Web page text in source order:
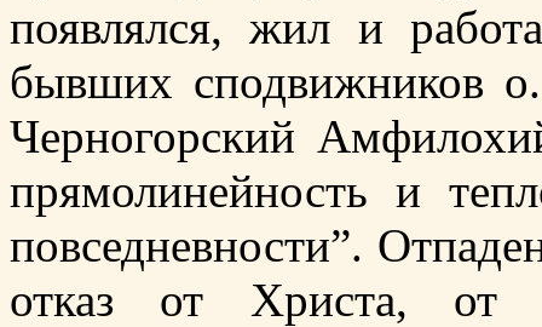
появлялся, жил и
бывших сподвижников
Черногорский
прямолинейность и
повседневности”.
отказ от Христа, от